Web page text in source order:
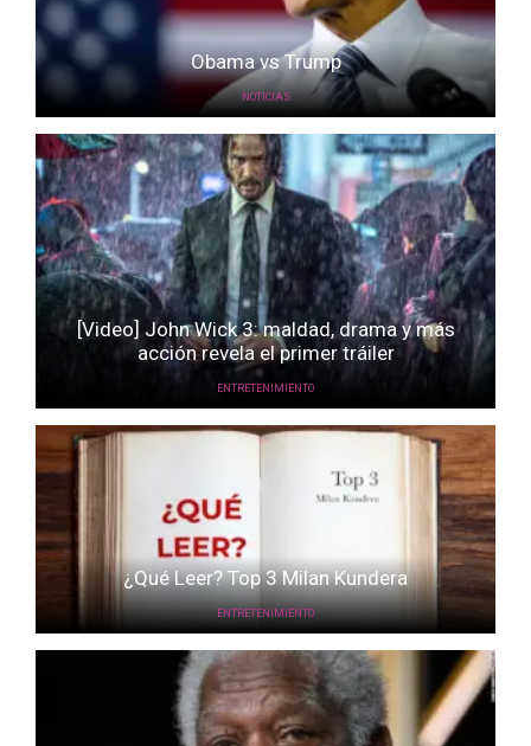
Obama vs Trump
NOTICIAS
[Video] John Wick 3: maldad, drama y más
acción revela el primer tráiler
ENTRETENIMIENTO
¿Qué Leer? Top 3 Milan Kundera
ENTRETENIMIENTO